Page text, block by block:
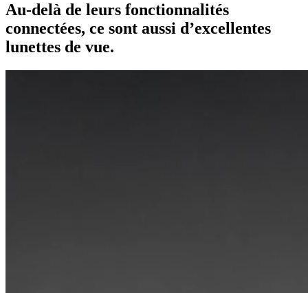
Au-delà de leurs fonctionnalités
connectées, ce sont aussi d’excellentes
lunettes de vue.